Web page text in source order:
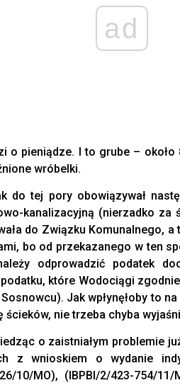
ad
o pieniądze. I to grube – około
wróbelki.
do tej pory obowiązywał
kanalizacyjną (nierzadko za
do Związku Komunalnego,
bo od przekazanego w ten
odprowadzić podatek
które Wodociągi
Jak wpłynęłoby to
nie trzeba chyba
o zaistniałym problemie
z wnioskiem o wydanie
10/MO), (IBPBI/2/423-754/